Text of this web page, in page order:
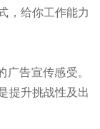
，给你工作能力
告宣传感受。
提升挑战性及出